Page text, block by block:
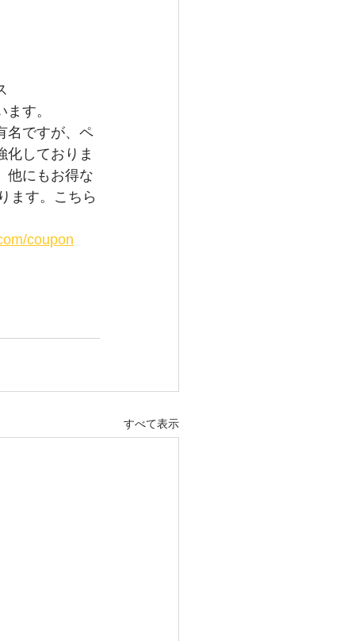
グランドセイコー
す。
名ですが、ペ
化しておりま
他にもお得な
ます。こちら
coupon
すべて表示